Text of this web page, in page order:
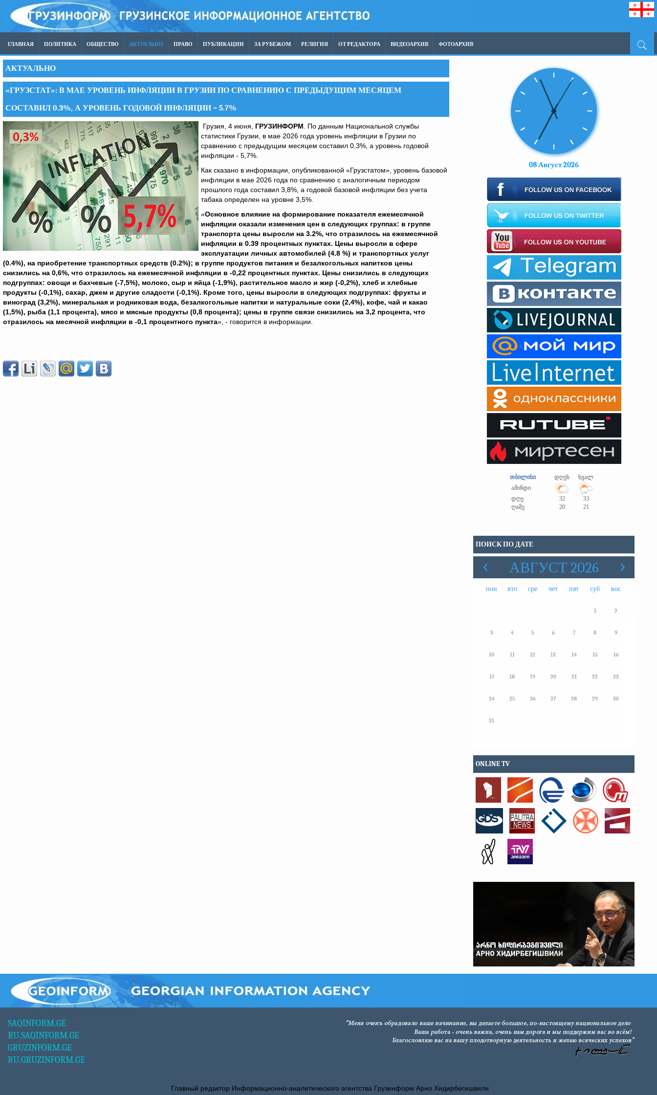
ГЛАВНАЯ ПОЛИТИКА ОБЩЕСТВО АКТУАЛЬНО ПРАВО ПУБЛИКАЦИИ ЗА РУБЕЖОМ РЕЛИГИЯ ОТ РЕДАКТОРА ВИДЕОАРХИВ ФОТОАРХИВ
АКТУАЛЬНО
«ГРУЗСТАТ»: В МАЕ УРОВЕНЬ ИНФЛЯЦИИ В ГРУЗИИ ПО СРАВНЕНИЮ С ПРЕДЫДУЩИМ МЕСЯЦЕМ
СОСТАВИЛ 0.3%, А УРОВЕНЬ ГОДОВОЙ ИНФЛЯЦИИ – 5.7%
Грузия, 4 июня, ГРУЗИНФОРМ . По данным Национальной службы
статистики Грузии, в мае 2026 года уровень инфляции в Грузии по
сравнению с предыдущим месяцем составил 0,3%, а уровень годовой
инфляции - 5,7%.
Как сказано в информации, опубликованной «Грузстатом», уровень базовой
инфляции в мае 2026 года по сравнению с аналогичным периодом
прошлого года составил 3,8%, а годовой базовой инфляции без учета
табака определен на уровне 3,5%.
«Основное влияние на формирование показателя ежемесячной
инфляции оказали изменения цен в следующих группах: в группе
транспорта цены выросли на 3.2%, что отразилось на ежемесячной
инфляции в 0.39 процентных пунктах. Цены выросли в сфере
эксплуатации личных автомобилей (4.8 %) и транспортных услуг
(0.4%), на приобретение транспортных средств (0.2%); в группе продуктов питания и безалкогольных напитков цены
снизились на 0,6%, что отразилось на ежемесячной инфляции в -0,22 процентных пунктах. Цены снизились в следующих
подгруппах: овощи и бахчевые (-7,5%), молоко, сыр и яйца (-1,9%), растительное масло и жир (-0,2%), хлеб и хлебные
продукты (-0,1%), сахар, джем и другие сладости (-0,1%). Кроме того, цены выросли в следующих подгруппах: фрукты и
виноград (3,2%), минеральная и родниковая вода, безалкогольные напитки и натуральные соки (2,4%), кофе, чай и какао
(1,5%), рыба (1,1 процента), мясо и мясные продукты (0,8 процента); цены в группе связи снизились на 3,2 процента, что
отразилось на месячной инфляции в -0,1 процентного пункта», - говорится в информации.
08 Август 2026
თბილისი დღეს
ხვალ
ამინდი
დღე
32
33
ღამე
20 21
ПОИСК ПО ДАТЕ
АВГУСТ 2026
пон вто сре чет пят суб вос
1 2
3 4 5 6 7 8 9
10 11 12 13 14 15 16
17 18 19 20 21 22 23
24 25 26 27 28 29 30
31
ONLINE TV
SAQINFORM.GE
RU.SAQINFORM.GE
GRUZINFORM.GE
RU.GRUZINFORM.GE
Главный редактор Информационно-аналитического агентства Грузинформ Арно Хидирбегишвили